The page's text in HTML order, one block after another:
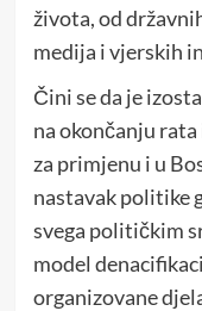
života, od
medija i vjerskih
Čini se da je
na okončanju
za primjenu i u
nastavak politike
svega političkim
model
organizovane